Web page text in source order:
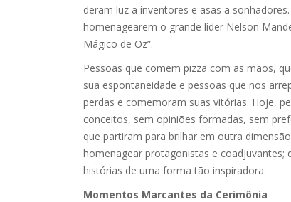
deram luz a inventores e asas a
homenagearem o grande líder Nelson
Mágico de Oz”.
Pessoas que comem pizza com as mãos,
sua espontaneidade e pessoas que nos
perdas e comemoram suas vitórias. Hoje,
conceitos, sem opiniões formadas, sem
que partiram para brilhar em outra
homenagear protagonistas e coadjuvantes;
histórias de uma forma tão inspiradora.
Momentos Marcantes da Cerimônia